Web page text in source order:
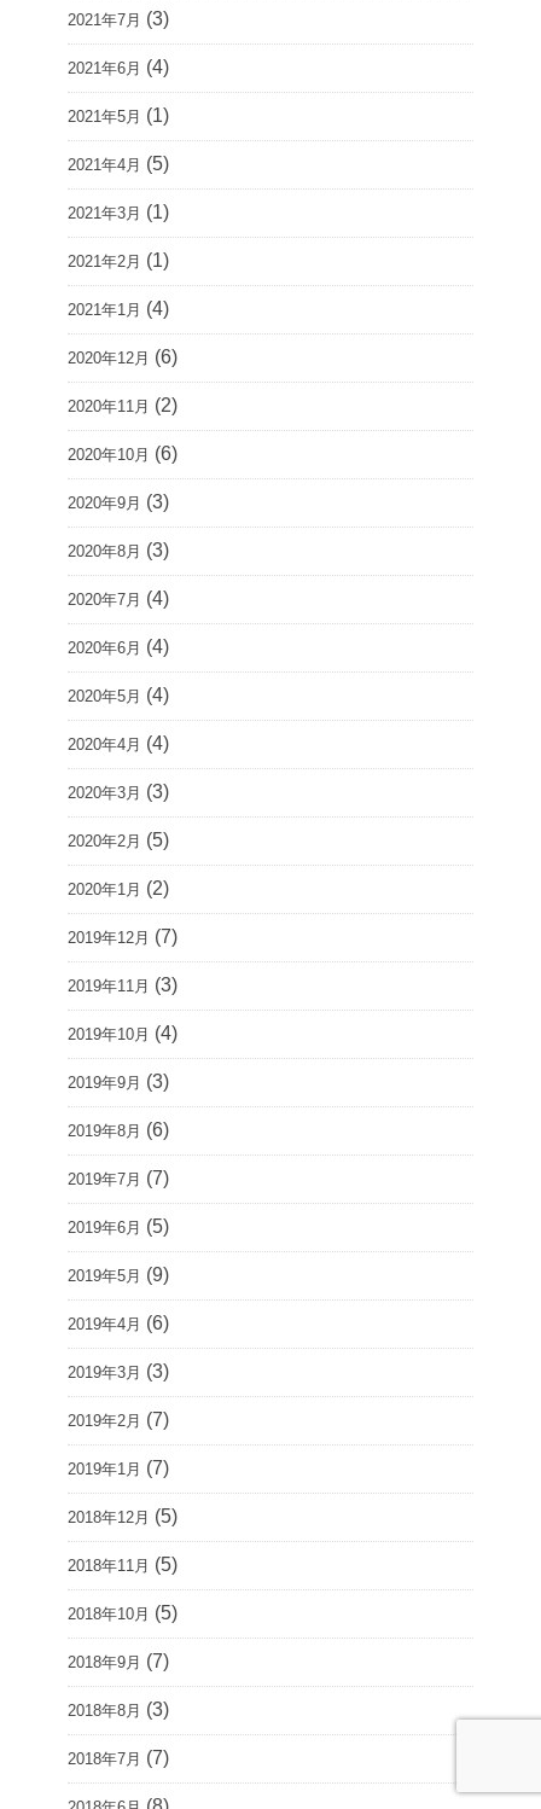
2021年7月 (3)
2021年6月 (4)
2021年5月 (1)
2021年4月 (5)
2021年3月 (1)
2021年2月 (1)
2021年1月 (4)
2020年12月 (6)
2020年11月 (2)
2020年10月 (6)
2020年9月 (3)
2020年8月 (3)
2020年7月 (4)
2020年6月 (4)
2020年5月 (4)
2020年4月 (4)
2020年3月 (3)
2020年2月 (5)
2020年1月 (2)
2019年12月 (7)
2019年11月 (3)
2019年10月 (4)
2019年9月 (3)
2019年8月 (6)
2019年7月 (7)
2019年6月 (5)
2019年5月 (9)
2019年4月 (6)
2019年3月 (3)
2019年2月 (7)
2019年1月 (7)
2018年12月 (5)
2018年11月 (5)
2018年10月 (5)
2018年9月 (7)
2018年8月 (3)
2018年7月 (7)